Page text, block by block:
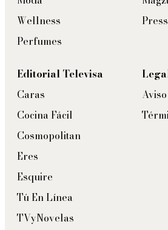
Wellness
Perfumes
Editorial Televisa
Caras
Cocina Fácil
Cosmopolitan
Eres
Esquire
Tú En Línea
TVyNovelas